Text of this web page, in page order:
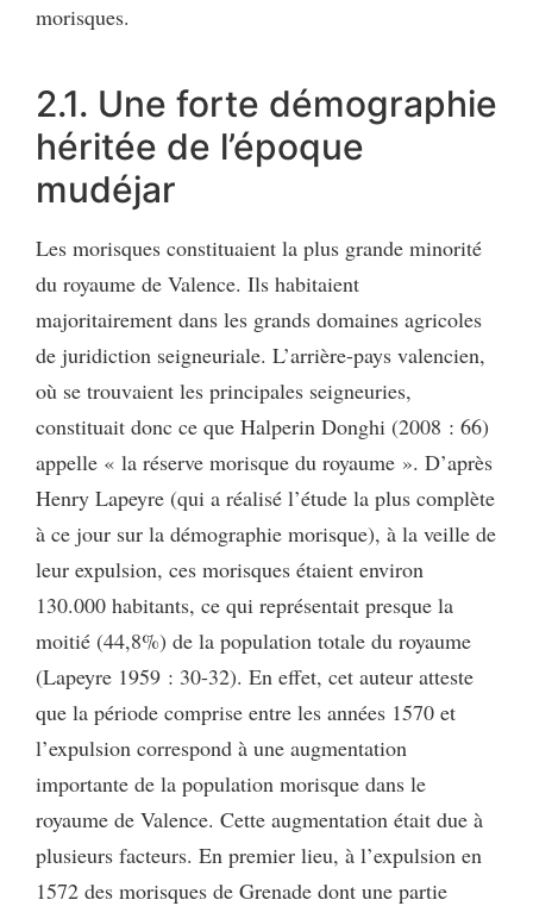
morisques.
2.1. Une forte démographie
héritée de l’époque
mudéjar
Les morisques constituaient la plus grande minorité
du royaume de Valence. Ils habitaient
majoritairement dans les grands domaines agricoles
de juridiction seigneuriale. L’arrière-pays valencien,
où se trouvaient les principales seigneuries,
constituait donc ce que Halperin Donghi (2008 : 66)
appelle « la réserve morisque du royaume ». D’après
Henry Lapeyre (qui a réalisé l’étude la plus complète
à ce jour sur la démographie morisque), à la veille de
leur expulsion, ces morisques étaient environ
130.000 habitants, ce qui représentait presque la
moitié (44,8%) de la population totale du royaume
(Lapeyre 1959 : 30-32). En effet, cet auteur atteste
que la période comprise entre les années 1570 et
l’expulsion correspond à une augmentation
importante de la population morisque dans le
royaume de Valence. Cette augmentation était due à
plusieurs facteurs. En premier lieu, à l’expulsion en
1572 des morisques de Grenade dont une partie